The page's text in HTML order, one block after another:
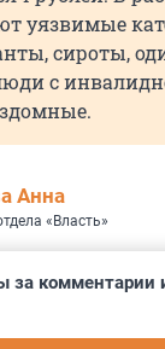
уязвимые
сироты,
с
Анна
«Власть»
за комментарии